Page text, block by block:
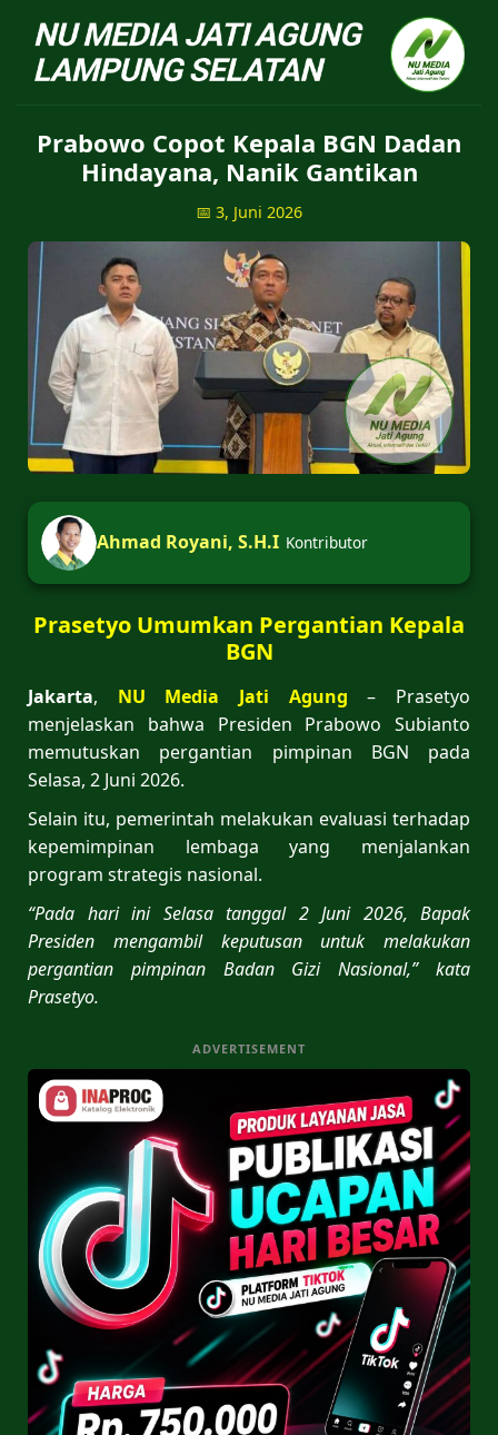
NU Jatiagung - Situs
Prabowo Copot Kepala BGN Dadan
Hindayana, Nanik Gantikan
📅 3, Juni 2026
Ahmad Royani, S.H.I Kontributor
Prasetyo Umumkan Pergantian Kepala
BGN
Jakarta, NU Media Jati Agung – Prasetyo
menjelaskan bahwa Presiden Prabowo Subianto
memutuskan pergantian pimpinan BGN pada
Selasa, 2 Juni 2026.
Selain itu, pemerintah melakukan evaluasi terhadap
kepemimpinan lembaga yang menjalankan
program strategis nasional.
“Pada hari ini Selasa tanggal 2 Juni 2026, Bapak
Presiden mengambil keputusan untuk melakukan
pergantian pimpinan Badan Gizi Nasional,” kata
Prasetyo.
ADVERTISEMENT